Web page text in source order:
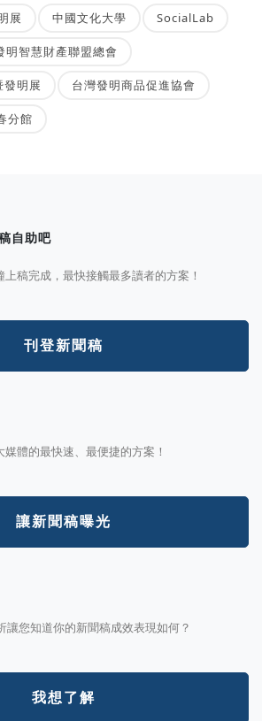
展 中國文化大學 SocialLab
明智慧財產聯盟總會
發明展 台灣發明商品促進協會
分館
自助吧
稿完成，最快接觸最多讀者的方案！
刊登新聞稿
體的最快速、最便捷的方案！
讓新聞稿曝光
您知道你的新聞稿成效表現如何？
我想了解